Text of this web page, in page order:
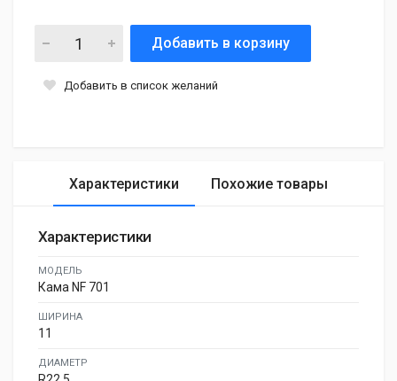
Добавить в корзину
Добавить в список желаний
Характеристики Похожие товары
Характеристики
МОДЕЛЬ
Кама NF 701
ШИРИНА
11
ДИАМЕТР